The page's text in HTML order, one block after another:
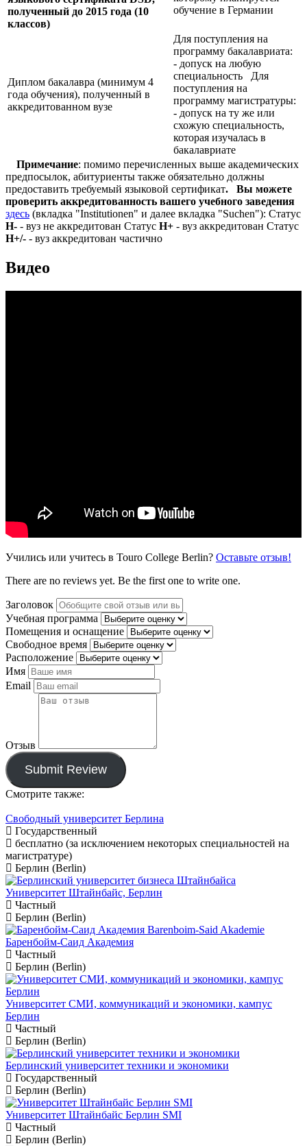
обучение в Германии
полученный до 2015 года (10
классов)
Диплом бакалавра (минимум 4
года обучения), полученный в
аккредитованном вузе
Для поступления на
программу бакалавриата:
- допуск на любую
специальность Для
поступления на
программу магистратуры:
- допуск на ту же или
схожую специальность,
которая изучалась в
бакалавриате
Примечание: помимо перечисленных выше академических
предпосылок, абитуриенты также обязательно должны
предоставить требуемый языковой сертификат.
Вы можете
проверить аккредитованность вашего учебного заведения
здесь (вкладка "Institutionen" и далее вкладка "Suchen"): Статус
Н- - вуз не аккредитован Статус Н+ - вуз аккредитован Статус
Н+/- - вуз аккредитован частично
Видео
Учились или учитесь в Touro College Berlin? Оставьте отзыв!
There are no reviews yet. Be the first one to write one.
Заголовок
Учебная программа
Помещения и оснащение
Свободное время
Расположение
Имя
Email
Отзыв
Submit Review
Смотрите также:
Свободный университет Берлина
Государственный
бесплатно (за исключением некоторых специальностей на
магистратуре)
Берлин (Berlin)
Университет Штайнбайс, Берлин
Частный
Берлин (Berlin)
Баренбойм-Саид Академия
Частный
Берлин (Berlin)
Университет СМИ, коммуникаций и экономики, кампус
Берлин
Частный
Берлин (Berlin)
Берлинский университет техники и экономики
Государственный
Берлин (Berlin)
Университет Штайнбайс Берлин SMI
Частный
Берлин (Berlin)